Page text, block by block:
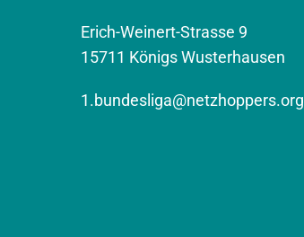
Erich-Weinert-Strasse 9
15711 Königs Wusterhausen
1.bundesliga@netzhoppers.org